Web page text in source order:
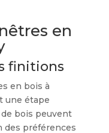
en
finitions
en bois à
une étape
bois peuvent
des préférences